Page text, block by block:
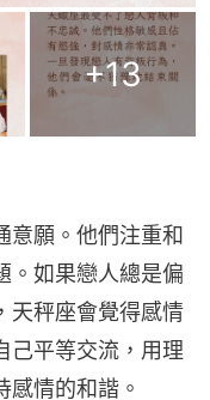
+13
意願。他們注重和
。如果戀人總是偏
天秤座會覺得感情
己平等交流，用理
情的和諧。